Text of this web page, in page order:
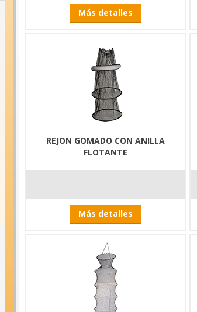
Más detalles
REJON GOMADO CON ANILLA
FLOTANTE
Más detalles